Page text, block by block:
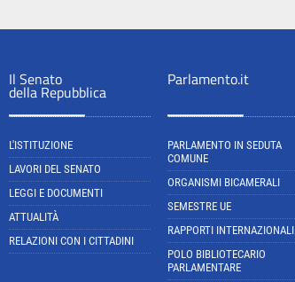
Il Senato
della Repubblica
L'ISTITUZIONE
LAVORI DEL SENATO
LEGGI E DOCUMENTI
ATTUALITÀ
RELAZIONI CON I CITTADINI
Parlamento.it
PARLAMENTO IN SEDUTA
COMUNE
ORGANISMI BICAMERALI
SEMESTRE UE
RAPPORTI INTERNAZIONALI
POLO BIBLIOTECARIO
PARLAMENTARE